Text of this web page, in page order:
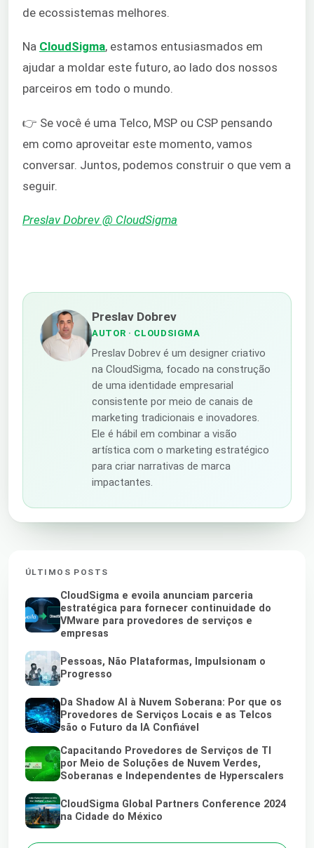
de ecossistemas melhores.
Na CloudSigma, estamos entusiasmados em
ajudar a moldar este futuro, ao lado dos nossos
parceiros em todo o mundo.
👉 Se você é uma Telco, MSP ou CSP pensando
em como aproveitar este momento, vamos
conversar. Juntos, podemos construir o que vem a
seguir.
Preslav Dobrev @ CloudSigma
Preslav Dobrev
AUTOR · CLOUDSIGMA
Preslav Dobrev é um designer criativo
na CloudSigma, focado na construção
de uma identidade empresarial
consistente por meio de canais de
marketing tradicionais e inovadores.
Ele é hábil em combinar a visão
artística com o marketing estratégico
para criar narrativas de marca
impactantes.
ÚLTIMOS POSTS
CloudSigma e evoila anunciam parceria
estratégica para fornecer continuidade do
VMware para provedores de serviços e
empresas
Pessoas, Não Plataformas, Impulsionam o
Progresso
Da Shadow AI à Nuvem Soberana: Por que os
Provedores de Serviços Locais e as Telcos
são o Futuro da IA Confiável
Capacitando Provedores de Serviços de TI
por Meio de Soluções de Nuvem Verdes,
Soberanas e Independentes de Hyperscalers
CloudSigma Global Partners Conference 2024
na Cidade do México